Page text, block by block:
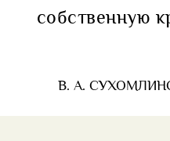
собственную
В. А.